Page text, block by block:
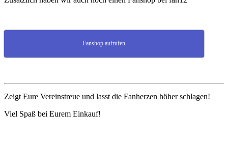
Fanshop aufrufen
Zeigt Eure Vereinstreue und lasst die Fanherzen höher schlagen!
Viel Spaß bei Eurem Einkauf!